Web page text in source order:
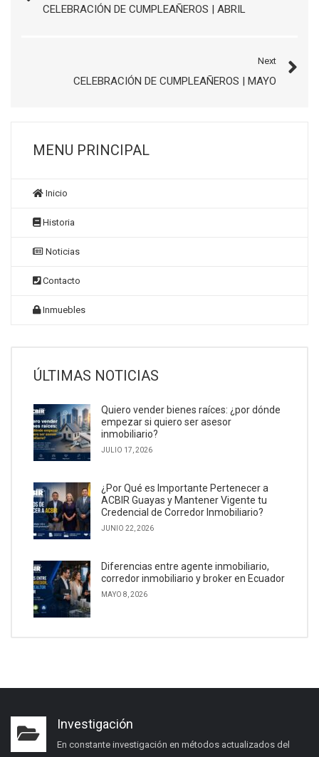
CELEBRACIÓN DE CUMPLEAÑEROS | ABRIL
Next
CELEBRACIÓN DE CUMPLEAÑEROS | MAYO
MENU PRINCIPAL
Inicio
Historia
Noticias
Contacto
Inmuebles
ÚLTIMAS NOTICIAS
Quiero vender bienes raíces: ¿por dónde
empezar si quiero ser asesor
inmobiliario?
JULIO 17, 2026
¿Por Qué es Importante Pertenecer a
ACBIR Guayas y Mantener Vigente tu
Credencial de Corredor Inmobiliario?
JUNIO 22, 2026
Diferencias entre agente inmobiliario,
corredor inmobiliario y broker en Ecuador
MAYO 8, 2026
Investigación
En constante investigación en métodos actualizados del